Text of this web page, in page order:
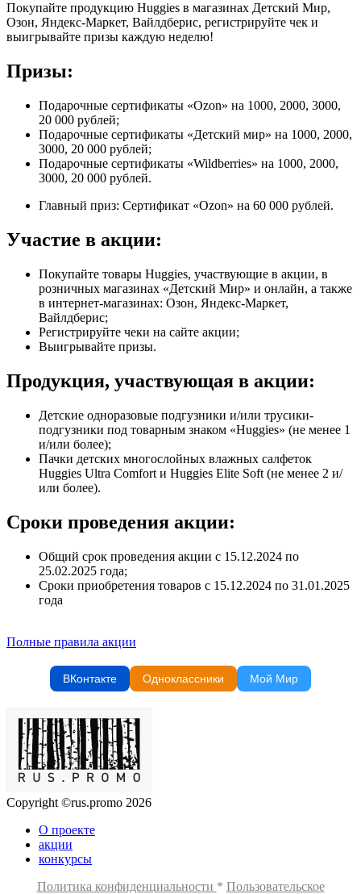
Покупайте продукцию Huggies в магазинах Детский Мир,
Озон, Яндекс-Маркет, Вайлдберис, регистрируйте чек и
выигрывайте призы каждую неделю!
Призы:
Подарочные сертификаты «Ozon» на 1000, 2000, 3000,
20 000 рублей;
Подарочные сертификаты «Детский мир» на 1000, 2000,
3000, 20 000 рублей;
Подарочные сертификаты «Wildberries» на 1000, 2000,
3000, 20 000 рублей.
Главный приз: Сертификат «Ozon» на 60 000 рублей.
Участие в акции:
Покупайте товары Huggies, участвующие в акции, в
розничных магазинах «Детский Мир» и онлайн, а также
в интернет-магазинах: Озон, Яндекс-Маркет,
Вайлдберис;
Регистрируйте чеки на сайте акции;
Выигрывайте призы.
Продукция, участвующая в акции:
Детские одноразовые подгузники и/или трусики-
подгузники под товарным знаком «Huggies» (не менее 1
и/или более);
Пачки детских многослойных влажных салфеток
Huggies Ultra Comfort и Huggies Elite Soft (не менее 2 и/
или более).
Сроки проведения акции:
Общий срок проведения акции с 15.12.2024 по
25.02.2025 года;
Сроки приобретения товаров с 15.12.2024 по 31.01.2025
года
Полные правила акции
ВКонтакте Одноклассники Мой Мир
Copyright ©rus.promo 2026
О проекте
акции
конкурсы
Политика конфиденциальности * Пользовательское